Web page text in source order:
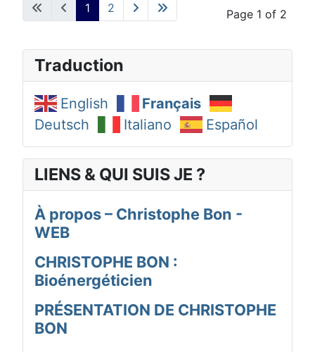
Page 1 of 2
1 2
Traduction
English
Français
Deutsch
Italiano Español
LIENS & QUI SUIS JE ?
À propos – Christophe Bon -
WEB
CHRISTOPHE BON :
Bioénergéticien
PRÉSENTATION DE CHRISTOPHE
BON